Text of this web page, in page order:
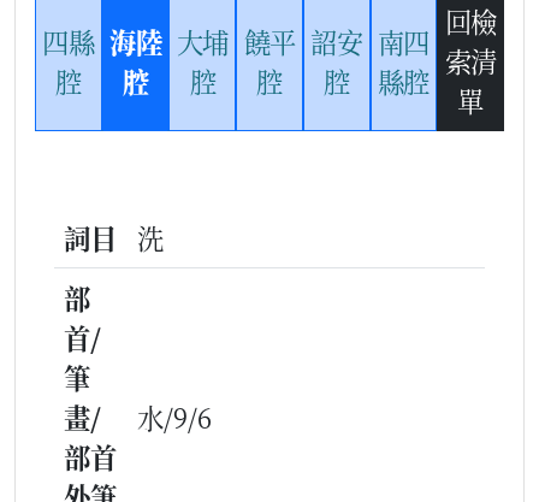
四縣
腔
海陸
腔
大埔
腔
饒平
腔
詔安
腔
南四
縣腔
回檢
索清
單
詞目
洗
部
首/
筆
畫/
部首
水/9/6